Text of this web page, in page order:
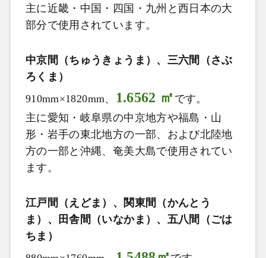
主に近畿・中国・四国・九州と西日本の大
部分で使用されています。
中京間（ちゅうきょうま）、三六間（さぶ
ろくま）
910mm×1820mm、 1.6562 ㎡ です。
主に愛知・岐阜県の中京地方や福島・山
形・岩手の東北地方の一部、および北陸地
方の一部と沖縄、奄美大島で使用されてい
ます。
江戸間（えどま）、関東間（かんとう
ま）、田舎間（いなかま）、五八間（ごは
ちま）